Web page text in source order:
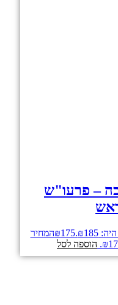
– פרעו"ש
₪185.
₪175
המחיר
הוספה לסל